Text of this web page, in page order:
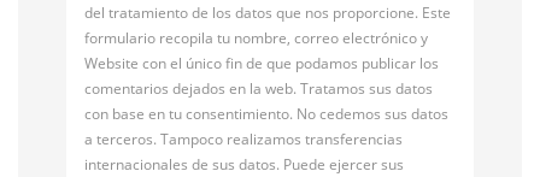
del tratamiento de los datos que nos proporcione. Este
formulario recopila tu nombre, correo electrónico y
Website con el único fin de que podamos publicar los
comentarios dejados en la web. Tratamos sus datos
con base en tu consentimiento. No cedemos sus datos
a terceros. Tampoco realizamos transferencias
internacionales de sus datos. Puede ejercer sus